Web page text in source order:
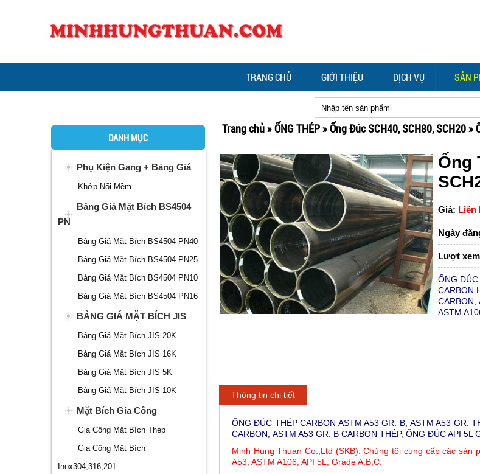
TRANG CHỦ GIỚI THIỆU DỊCH VỤ SẢN
DANH MỤC
Phụ Kiện Gang + Bảng Giá
Khớp Nối Mềm
Bảng Giá Mặt Bích BS4504
PN
Bảng Giá Mặt Bích BS4504 PN40
Bảng Giá Mặt Bích BS4504 PN25
Bảng Giá Mặt Bích BS4504 PN10
Bảng Giá Mặt Bích BS4504 PN16
BẢNG GIÁ MẶT BÍCH JIS
Bảng Giá Mặt Bích JIS 20K
Bảng Giá Mặt Bích JIS 16K
Bảng Giá Mặt Bích JIS 5K
Bảng Giá Mặt Bích JIS 10K
Mặt Bích Gia Công
Gia Công Mặt Bích Thép
Gia Công Mặt Bích
Inox304,316,201
Trang chủ»ỐNG THÉP»Ống Đúc SCH40, SCH80, SCH20»
Ống
Giá: Liên
Ngày
Lượt
ỐNG ĐÚC
CARBON
CARBON,
ASTM
Thông tin chi tiết
ỐNG ĐÚC THÉP CARBON ASTM A53 GR. B, ASTM A53 GR.
CARBON, ASTM A53 GR. B CARBON THÉP, ỐNG ĐÚC API 5L
Minh Hung Thuan Co.,Ltd (SKB). Chúng tôi cung cấp các
A53, ASTM A106, API 5L, Grade A,B,C.